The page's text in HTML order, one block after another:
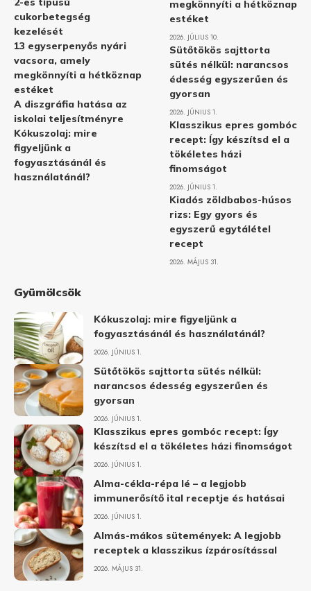
cukorbetegség
kezelését
13 egyserpenyős nyári
vacsora, amely
megkönnyíti a hétköznap
estéket
A diszgráfia hatása az
iskolai teljesítményre
Kókuszolaj: mire
figyeljünk a
fogyasztásánál és
használatánál?
megkönnyíti a hétköznap
estéket
2026. JÚLIUS 10.
Sütőtökös sajttorta
sütés nélkül: narancsos
édesség egyszerűen és
gyorsan
2026. JÚNIUS 1.
Klasszikus epres gombóc
recept: Így készítsd el a
tökéletes házi
finomságot
2026. JÚNIUS 1.
Kiadós zöldbabos-húsos
rizs: Egy gyors és
egyszerű egytálétel
recept
2026. MÁJUS 31.
Gyümölcsök
Kókuszolaj: mire figyeljünk a
fogyasztásánál és használatánál?
2026. JÚNIUS 1.
Sütőtökös sajttorta sütés nélkül:
narancsos édesség egyszerűen és
gyorsan
2026. JÚNIUS 1.
Klasszikus epres gombóc recept: Így
készítsd el a tökéletes házi finomságot
2026. JÚNIUS 1.
Alma-cékla-répa lé – a legjobb
immunerősítő ital receptje és hatásai
2026. JÚNIUS 1.
Almás-mákos sütemények: A legjobb
receptek a klasszikus ízpárosítással
2026. MÁJUS 31.